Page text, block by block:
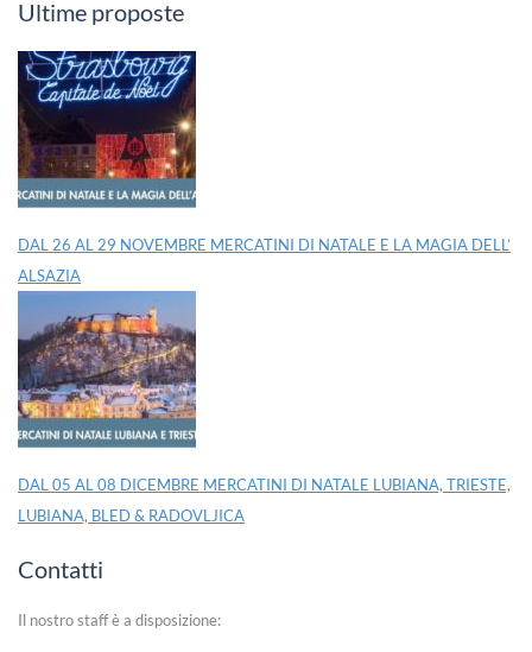
Ultime proposte
DAL 26 AL 29 NOVEMBRE MERCATINI DI NATALE E LA MAGIA DELL’
ALSAZIA
DAL 05 AL 08 DICEMBRE MERCATINI DI NATALE LUBIANA, TRIESTE,
LUBIANA, BLED & RADOVLJICA
Contatti
Il nostro staff è a disposizione: